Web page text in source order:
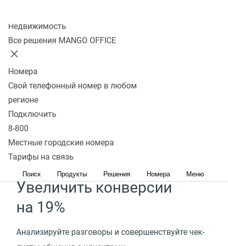
Недвижимость
Все решения MANGO OFFICE
Номера
Свой телефонный номер в любом
регионе
Подключить
8-800
Местные городские номера
Тарифы на связь
Поиск Продукты Решения Номера Меню
Сервис Речевой аналитики
поможет
Увеличить средний чек
на 30%*
Определяйте потребности клиентов с помощью
готовых отчетов и выявляйте точки роста
Увеличить конверсии
на 19%
Анализируйте разговоры и совершенствуйте чек-